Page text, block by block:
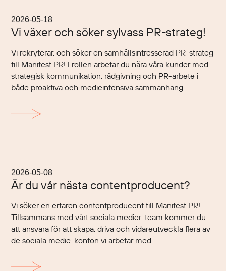
2026-05-18
Vi växer och söker sylvass PR-strateg!
Vi rekryterar, och söker en samhällsintresserad PR-strateg
till Manifest PR! I rollen arbetar du nära våra kunder med
strategisk kommunikation, rådgivning och PR-arbete i
både proaktiva och medieintensiva sammanhang.
2026-05-08
Är du vår nästa contentproducent?
Vi söker en erfaren contentproducent till Manifest PR!
Tillsammans med vårt sociala medier-team kommer du
att ansvara för att skapa, driva och vidareutveckla flera av
de sociala medie-konton vi arbetar med.